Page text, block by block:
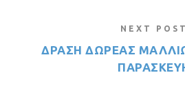
NEXT POST
ΔΡΑΣΗ ΔΩΡΕΑΣ